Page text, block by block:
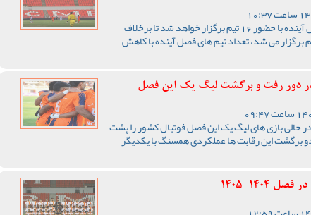
رقابت های لیگ یک فصل آینده با حضور 16 تیم برگزار خواهد شد تا برخلاف
اخیر که این رقابت ها با 18 تیم برگزار می شد، تعداد تیم های فصل آینده با کاهش
دور رفت و برگشت لیگ یک این فصل
حالی بازی های لیگ یک این فصل فوتبال کشور را پشت
برگشت این رقابت ها عملکردی همسنگ با یکدیگر
1405